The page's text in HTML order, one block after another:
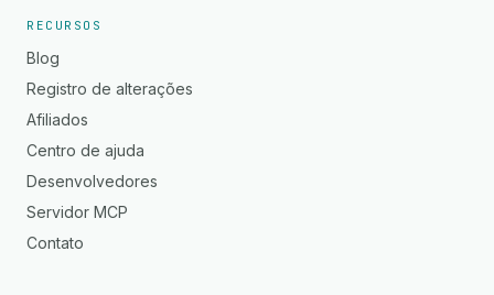
RECURSOS
Blog
Registro de alterações
Afiliados
Centro de ajuda
Desenvolvedores
Servidor MCP
Contato